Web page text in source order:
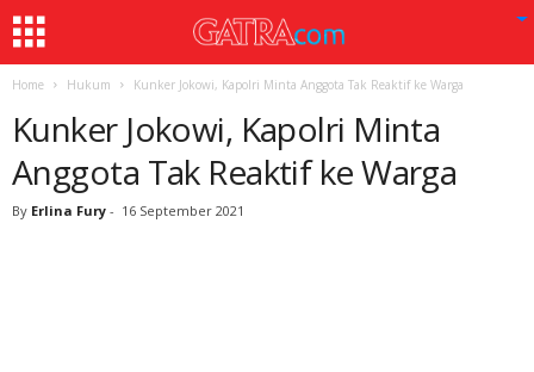
Home Hukum Kunker Jokowi, Kapolri Minta Anggota Tak Reaktif ke Warga
Kunker Jokowi, Kapolri Minta
Anggota Tak Reaktif ke Warga
By Erlina Fury - 16 September 2021